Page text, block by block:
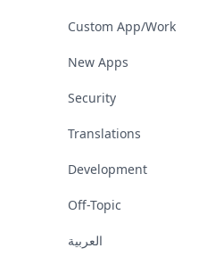
Custom App/Work
New Apps
Security
Translations
Development
Off-Topic
العربية